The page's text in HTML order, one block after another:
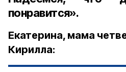
понравится».
Екатерина, мама
Кирилла: